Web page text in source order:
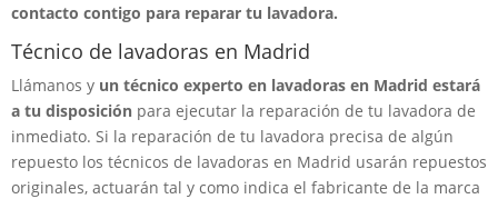
contacto contigo para reparar tu lavadora.
Técnico de lavadoras en Madrid
Llámanos y un técnico experto en lavadoras en Madrid estará
a tu disposición para ejecutar la reparación de tu lavadora de
inmediato. Si la reparación de tu lavadora precisa de algún
repuesto los técnicos de lavadoras en Madrid usarán repuestos
originales, actuarán tal y como indica el fabricante de la marca